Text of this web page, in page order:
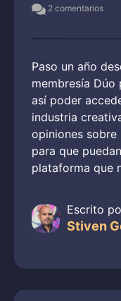
2 comentarios
Paso un año
membresía Dúo
así poder
industria
opiniones
para que
plataforma que
Escrito
Stiven